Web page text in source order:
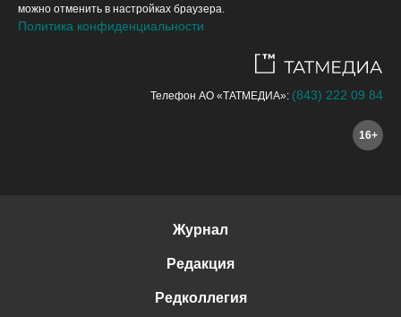
можно отменить в настройках браузера.
Политика конфиденциальности
Телефон АО «ТАТМЕДИА»: (843) 222 09 84
16+
Журнал
Редакция
Редколлегия